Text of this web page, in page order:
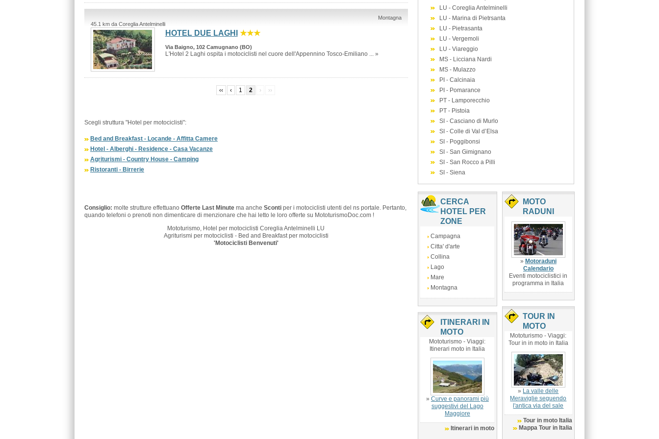
Montagna
45.1 km da Coreglia Antelminelli
HOTEL DUE LAGHI ★★★
Via Baigno, 102 Camugnano (BO)
L'Hotel 2 Laghi ospita i motociclisti nel cuore dell'Appennino Tosco-Emiliano ... »
‹‹ ‹ 1 2 › ››
Scegli struttura "Hotel per motociclisti":
Bed and Breakfast - Locande - Affitta Camere
Hotel - Alberghi - Residence - Casa Vacanze
Agriturismi - Country House - Camping
Ristoranti - Birrerie
Consiglio: molte strutture effettuano Offerte Last Minutema anche Scontiper i motociclisti utenti del ns portale. Pertanto,
quando telefoni o prenoti non dimenticare di menzionare che hai letto le loro offerte su MototurismoDoc.com !
Mototurismo, Hotel per motociclisti Coreglia Antelminelli LU
Agriturismi per motociclisti - Bed and Breakfast per motociclisti
'Motociclisti Benvenuti'
LU - Coreglia Antelminelli
LU - Marina di Pietrsanta
LU - Pietrasanta
LU - Vergemoli
LU - Viareggio
MS - Licciana Nardi
MS - Mulazzo
PI - Calcinaia
PI - Pomarance
PT - Lamporecchio
PT - Pistoia
SI - Casciano di Murlo
SI - Colle di Val d’Elsa
SI - Poggibonsi
SI - San Gimignano
SI - San Rocco a Pilli
SI - Siena
CERCA
HOTEL PER
ZONE
Campagna
Citta' d'arte
Collina
Lago
Mare
Montagna
ITINERARI IN
MOTO
Mototurismo - Viaggi:
Itinerari moto in Italia
» Curve e panorami più
suggestivi del Lago
Maggiore
Itinerari in moto
MOTO
RADUNI
» Motoraduni
Calendario
Eventi motociclistici in
programma in Italia
TOUR IN
MOTO
Mototurismo - Viaggi:
Tour in in moto in Italia
» La valle delle
Meraviglie seguendo
l'antica via del sale
Tour in moto Italia
Mappa Tour in Italia